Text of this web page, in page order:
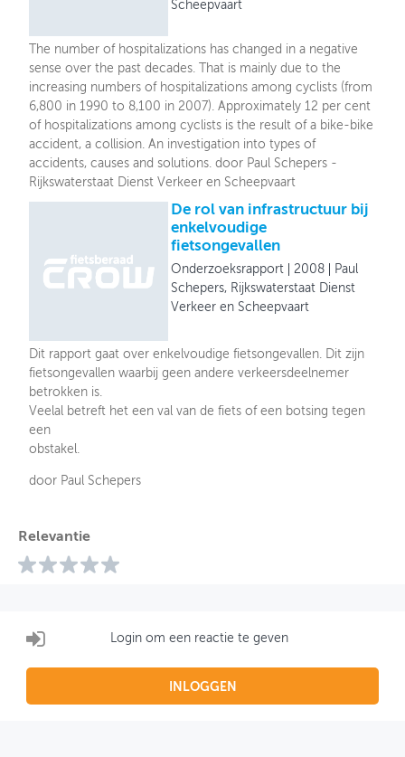
Scheepvaart
The number of hospitalizations has changed in a negative
sense over the past decades. That is mainly due to the
increasing numbers of hospitalizations among cyclists (from
6,800 in 1990 to 8,100 in 2007). Approximately 12 per cent
of hospitalizations among cyclists is the result of a bike-bike
accident, a collision. An investigation into types of
accidents, causes and solutions. door Paul Schepers -
Rijkswaterstaat Dienst Verkeer en Scheepvaart
De rol van infrastructuur bij
enkelvoudige
fietsongevallen
Onderzoeksrapport 2008
Paul
Schepers, Rijkswaterstaat Dienst
Verkeer en Scheepvaart
Dit rapport gaat over enkelvoudige fietsongevallen. Dit zijn
fietsongevallen waarbij geen andere verkeersdeelnemer
betrokken is.
Veelal betreft het een val van de fiets of een botsing tegen
een
obstakel.
door Paul Schepers
Relevantie
Login om een reactie te geven
INLOGGEN